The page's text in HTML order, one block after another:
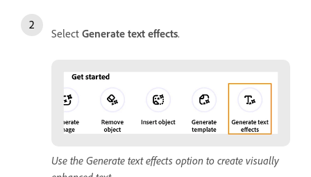
Select Generate text effects.
Use the Generate text effects option to create visually